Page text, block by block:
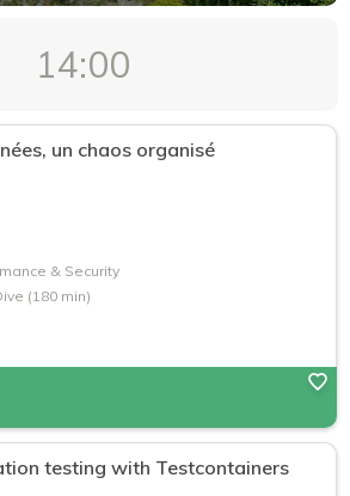
14:00
un chaos organisé
& Security
(180 min)
testing with Testcontainers